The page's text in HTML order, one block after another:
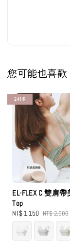
您可能也喜歡
24HR
EL-FLEX C 雙肩
Top
Sale
price
NT$ 1,150 Regular
price
NT$ 2,000